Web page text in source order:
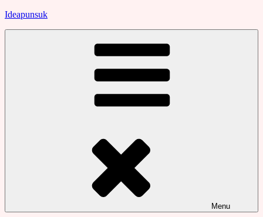
Skip
Ideapunsuk
Menu